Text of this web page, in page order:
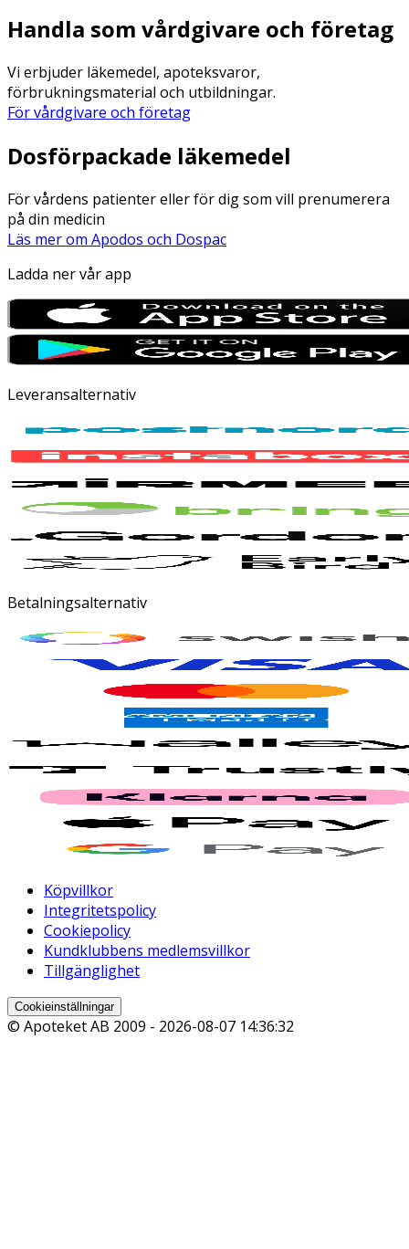
Handla som vårdgivare och företag
Vi erbjuder läkemedel, apoteksvaror,
förbrukningsmaterial och utbildningar.
För vårdgivare och företag
Dosförpackade läkemedel
För vårdens patienter eller för dig som vill prenumerera
på din medicin
Läs mer om Apodos och Dospac
Ladda ner vår app
Leveransalternativ
Betalningsalternativ
Köpvillkor
Integritetspolicy
Cookiepolicy
Kundklubbens medlemsvillkor
Tillgänglighet
Cookieinställningar
© Apoteket AB 2009 - 2026-08-07 14:36:32